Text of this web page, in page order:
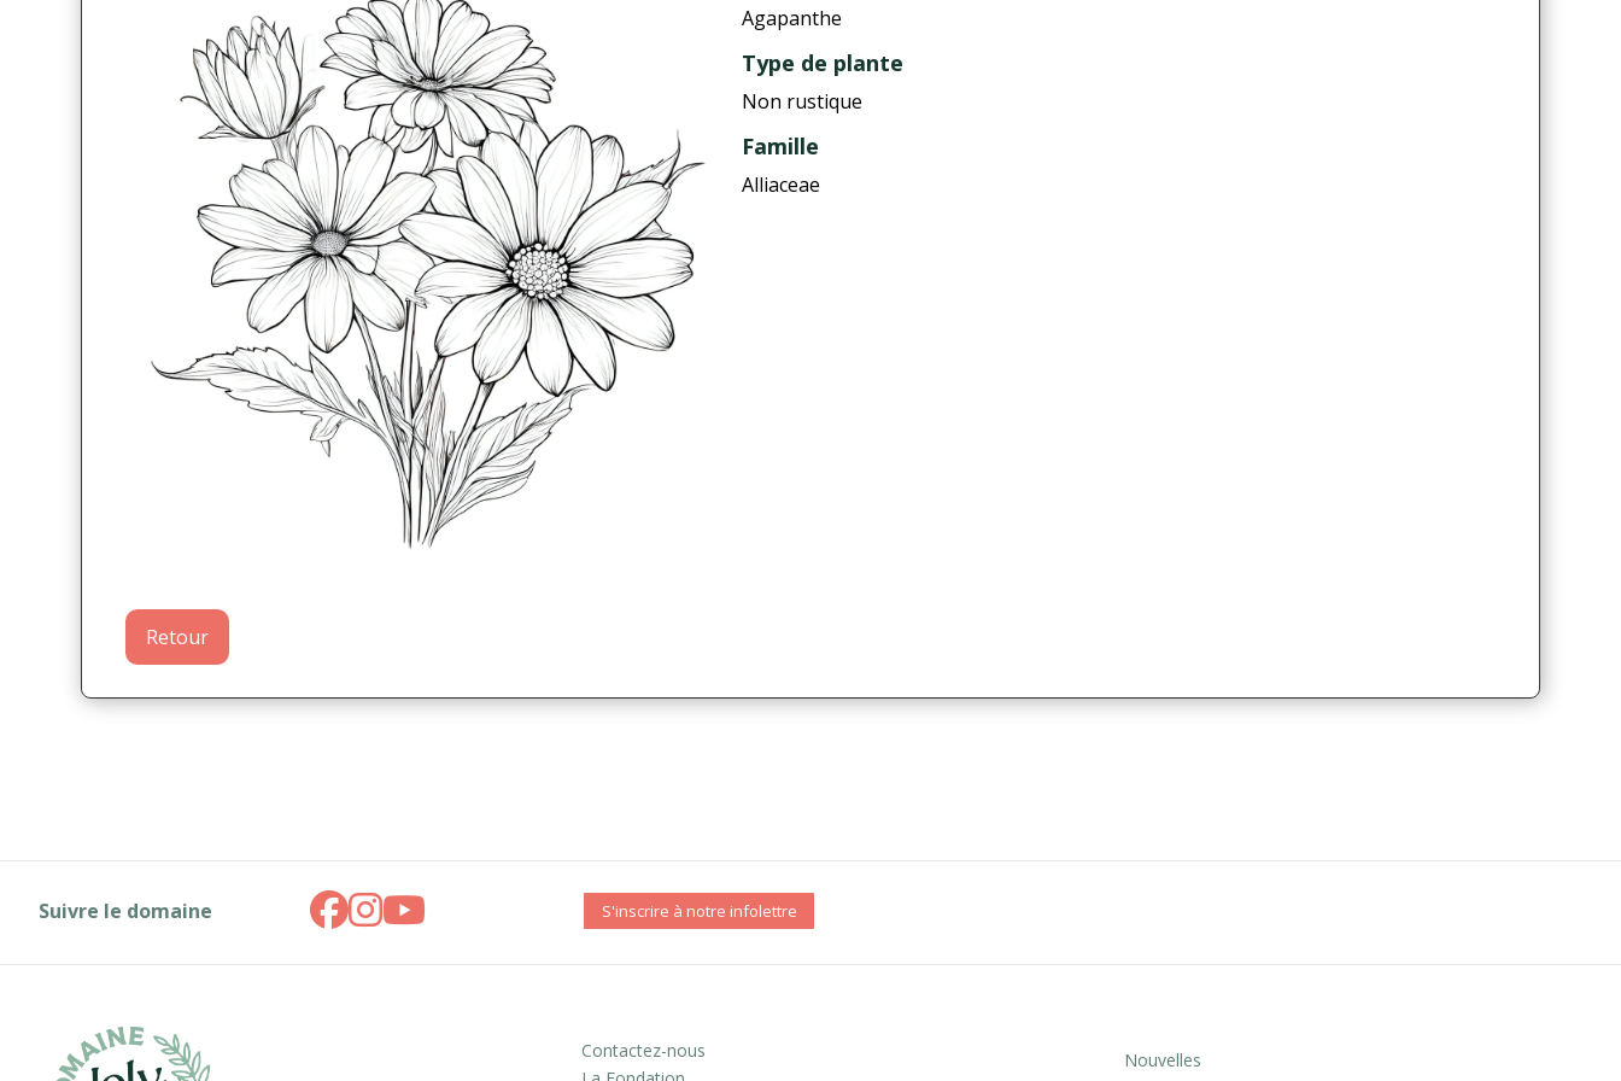
Agapanthe
Type de plante
Non rustique
Famille
Alliaceae
Retour
Suivre le domaine S'inscrire à notre infolettre
Contactez-nous
Nouvelles